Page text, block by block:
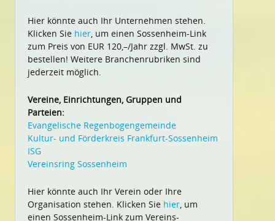
Hier könnte auch Ihr Unternehmen stehen.
Klicken Sie hier, um einen Sossenheim-Link
zum Preis von EUR 120,–/Jahr zzgl. MwSt. zu
bestellen! Weitere Branchenrubriken sind
jederzeit möglich.
Vereine, Einrichtungen, Gruppen und
Parteien:
Evangelische Regenbogengemeinde
Kultur- und Förderkreis Frankfurt-Sossenheim
ISG
Vereinsring Sossenheim
Hier könnte auch Ihr Verein oder Ihre
Organisation stehen. Klicken Sie hier, um
einen Sossenheim-Link zum Vereins-